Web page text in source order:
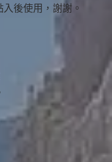
後使用，謝謝。